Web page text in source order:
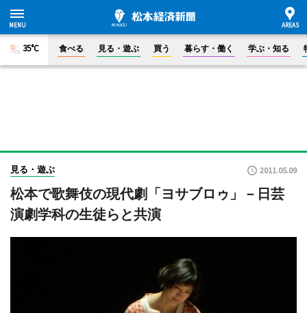
35°C 食べる 見る・遊ぶ 買う 暮らす・働く 学ぶ・知る
見る・遊ぶ 2011.05.09
松本で歌舞伎の現代劇「ヨサブロゥ」－日芸
演劇学科の生徒らと共演